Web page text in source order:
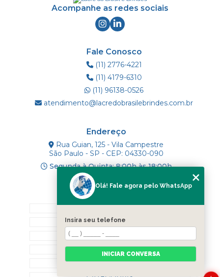
Acompanhe as redes sociais
Fale Conosco
(11) 2776-4221
(11) 4179-6310
(11) 96138-0526
atendimento@lacredobrasilebrindes.com.br
Endereço
Rua Guian, 125 - Vila Campestre
São Paulo - SP - CEP: 04330-090
Segunda à Quinta: 8:00h às 18:00h
Mapa do Site
SOBRE NÓS
PRODUTOS
BLOG
CONTATO
Olá! Fale agora pelo WhatsApp
Insira seu telefone
INICIAR CONVERSA